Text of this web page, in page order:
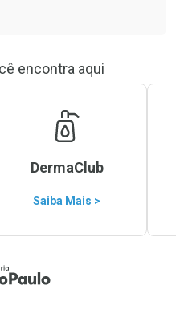
encontra aqui
DermaClub
Saiba Mais >